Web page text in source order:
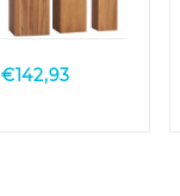
View
€142,93